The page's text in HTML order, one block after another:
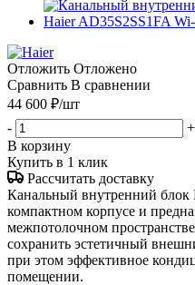
Отложить Отложено
Сравнить В сравнении
44 600 ₽/шт
-
+
В корзину
Купить в 1 клик
Рассчитать доставку
Канальный внутренний блок
компактном корпусе и
межпотолочном
сохранить эстетичный
при этом эффективное
помещении.